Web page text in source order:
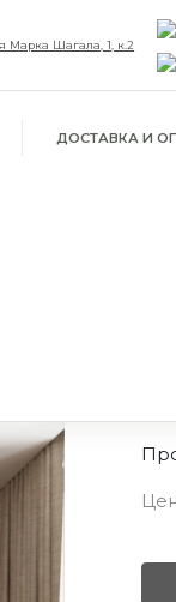
Марка Шагала, 1, к.2
ДОСТАВКА И
РЕГИСТРАЦИЯ
ПОЗВОНИТЕ